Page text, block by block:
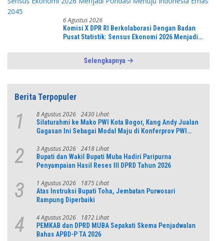
6 Agustus 2026
Komisi X DPR RI Berkolaborasi Dengan Badan
Pusat Statistik: Sensus Ekonomi 2026 Menjadi
Selengkapnya
Berita Terpopuler
1 8 Agustus 2026 2430 Lihat
Silaturahmi ke Mako PWI Kota Bogor, Kang Andy Jualan
Gagasan Ini Sebagai Modal Maju di Konferprov PWI
2 3 Agustus 2026 2418 Lihat
Bupati dan Wakil Bupati Muba Hadiri Paripurna
Penyampaian Hasil Reses III DPRD Tahun 2026
3 1 Agustus 2026 1875 Lihat
Atas Instruksi Bupati Toha, Jembatan Purwosari
Rampung Diperbaiki
4 4 Agustus 2026 1872 Lihat
PEMKAB dan DPRD MUBA Sepakati Skema Penjadwalan
Bahas APBD-P TA 2026